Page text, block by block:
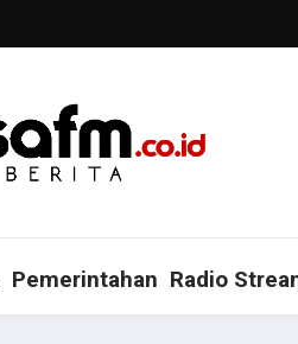
Pemerintahan Radio